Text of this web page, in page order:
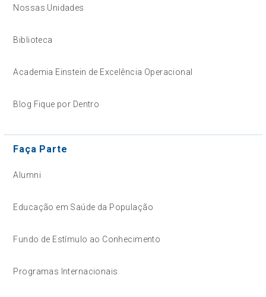
Nossas Unidades
Biblioteca
Academia Einstein de Excelência Operacional
Blog Fique por Dentro
Faça Parte
Alumni
Educação em Saúde da População
Fundo de Estímulo ao Conhecimento
Programas Internacionais